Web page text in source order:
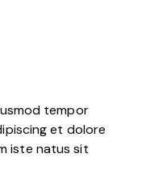
tempor
et dolore
iste natus sit